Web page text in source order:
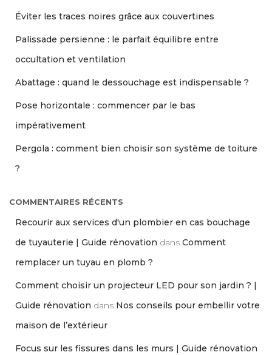
Éviter les traces noires grâce aux couvertines
Palissade persienne : le parfait équilibre entre
occultation et ventilation
Abattage : quand le dessouchage est indispensable ?
Pose horizontale : commencer par le bas
impérativement
Pergola : comment bien choisir son système de toiture
?
COMMENTAIRES RÉCENTS
Recourir aux services d'un plombier en cas bouchage
de tuyauterie | Guide rénovation dans Comment
remplacer un tuyau en plomb ?
Comment choisir un projecteur LED pour son jardin ? |
Guide rénovation dans Nos conseils pour embellir votre
maison de l’extérieur
Focus sur les fissures dans les murs | Guide rénovation